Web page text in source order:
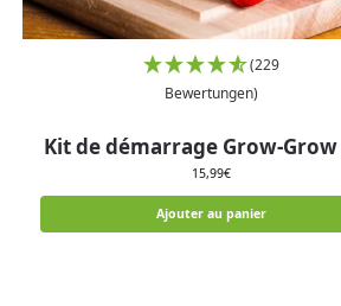
(229
Bewertungen)
Kit de démarrage Grow-
15,99€
Ajouter au panier